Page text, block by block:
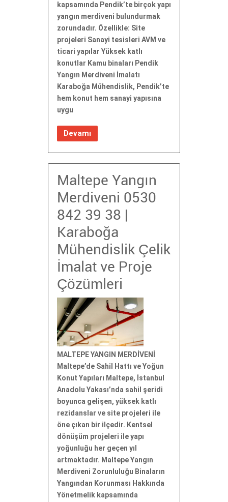
kapsamında Pendik’te birçok yapı
yangın merdiveni bulundurmak
zorundadır. Özellikle: Site
projeleri Sanayi tesisleri AVM ve
ticari yapılar Yüksek katlı
konutlar Kamu binaları Pendik
Yangın Merdiveni İmalatı
Karaboğa Mühendislik, Pendik’te
hem konut hem sanayi yapısına
uygu
Devamı
Maltepe Yangın
Merdiveni 0530
842 39 38 |
Karaboğa
Mühendislik Çelik
İmalat ve Proje
Çözümleri
MALTEPE YANGIN MERDİVENİ
Maltepe’de Sahil Hattı ve Yoğun
Konut Yapıları Maltepe, İstanbul
Anadolu Yakası’nda sahil şeridi
boyunca gelişen, yüksek katlı
rezidanslar ve site projeleri ile
öne çıkan bir ilçedir. Kentsel
dönüşüm projeleri ile yapı
yoğunluğu her geçen yıl
artmaktadır. Maltepe Yangın
Merdiveni Zorunluluğu Binaların
Yangından Korunması Hakkında
Yönetmelik kapsamında